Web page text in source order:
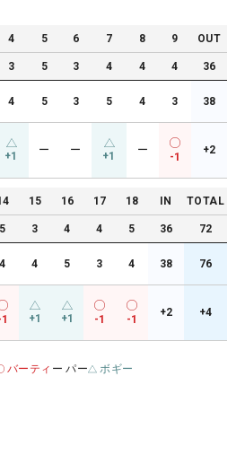
4 5 6 7 8 9 OUT
3 5 3 4 4 4 36
4 5 3 5 4 3 38
+1 ー ー +1 ー
-1
+2
15 16 17 18 IN TOTAL
5 3 4 4 5 36 72
4 4 5 3 4 38 76
+1 +1 -1 -1
+2 +4
バーティ ー パー ボギー